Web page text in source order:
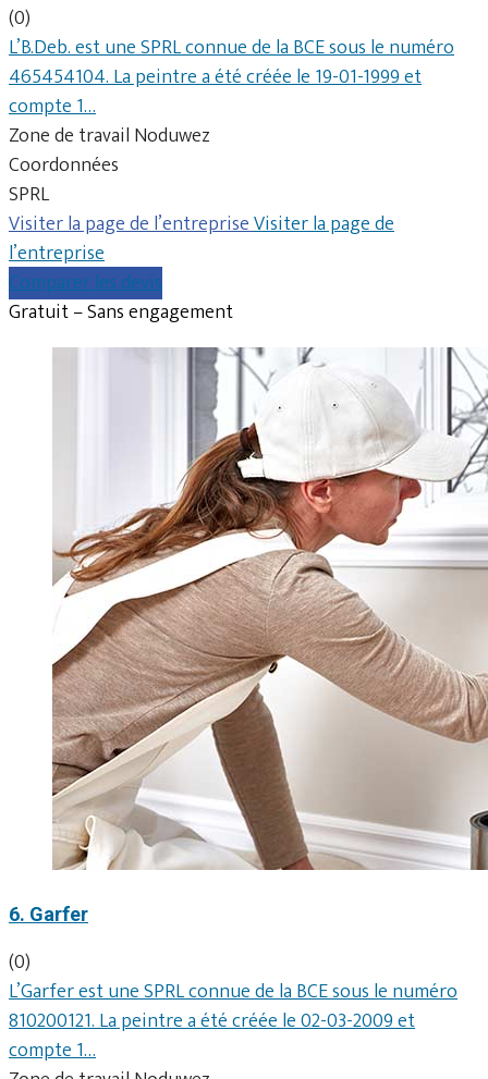
(0)
L’B.Deb. est une SPRL connue de la BCE sous le numéro
465454104. La peintre a été créée le 19-01-1999 et
compte 1…
Zone de travail Noduwez
Coordonnées
SPRL
Visiter la page de l’entrepriseVisiter la page de
l’entreprise
Comparer les devis
Gratuit – Sans engagement
6. Garfer
(0)
L’Garfer est une SPRL connue de la BCE sous le numéro
810200121. La peintre a été créée le 02-03-2009 et
compte 1…